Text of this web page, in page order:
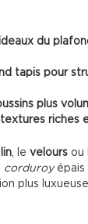
du
tapis pour
plus
textures riches
lin, le velours ou
corduroyépais
plus